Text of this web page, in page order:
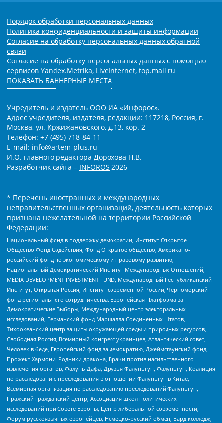
Порядок обработки персональных данных
Политика конфиденциальности и защиты информации
Согласие на обработку персональных данных обратной
связи
Согласие на обработку персональных данных с помощью
сервисов Yandex.Metrika, LiveInternet, top.mail.ru
ПОКАЗАТЬ БАННЕРНЫЕ МЕСТА
Учредитель и издатель ООО ИА «Инфорос».
Адрес учредителя, издателя, редакции: 117218, Россия, г.
Москва, ул. Кржижановского, д.13, кор. 2
Телефон: +7 (495) 718-84-11
E-mail: info@artem-plus.ru
И.О. главного редактора Дорохова Н.В.
Разработчик сайта – INFOROS 2026
* Перечень иностранных и международных
неправительственных организаций, деятельность которых
признана нежелательной на территории Российской
Федерации:
Национальный фонд в поддержку демократии, Институт Открытое
Общество Фонд Содействия, Фонд Открытое общество, Американо-
российский фонд по экономическому и правовому развитию,
Национальный Демократический Институт Международных Отношений,
MEDIA DEVELOPMENT INVESTMENT FUND, Международный Республиканский
Институт, Открытая Россия, Институт современной России, Черноморский
фонд регионального сотрудничества, Европейская Платформа за
Демократические Выборы, Международный центр электоральных
исследований, Германский фонд Маршалла Соединенных Штатов,
Тихоокеанский центр защиты окружающей среды и природных ресурсов,
Свободная Россия, Всемирный конгресс украинцев, Атлантический совет,
Человек в беде, Европейский фонд за демократию, Джеймстаунский фонд,
Прожект Хармони, Родники дракона, Врачи против насильственного
извлечения органов, Фалунь Дафа, Друзья Фалуньгун, Фалуньгун, Коалиция
по расследованию преследования в отношении Фалуньгун в Китае,
Всемирная организация по расследованию преследований Фалуньгун,
Пражский гражданский центр, Ассоциация школ политических
исследований при Совете Европы, Центр либеральной современности,
Форум русскоязычных европейцев, Немецко-русский обмен, Бард колледж,